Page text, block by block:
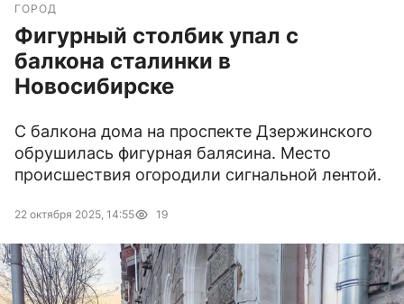
ГОРОД
Фигурный столбик упал с
балкона сталинки в
Новосибирске
С балкона дома на проспекте Дзержинского
обрушилась фигурная балясина. Место
происшествия огородили сигнальной лентой.
22 октября 2025, 14:55 19